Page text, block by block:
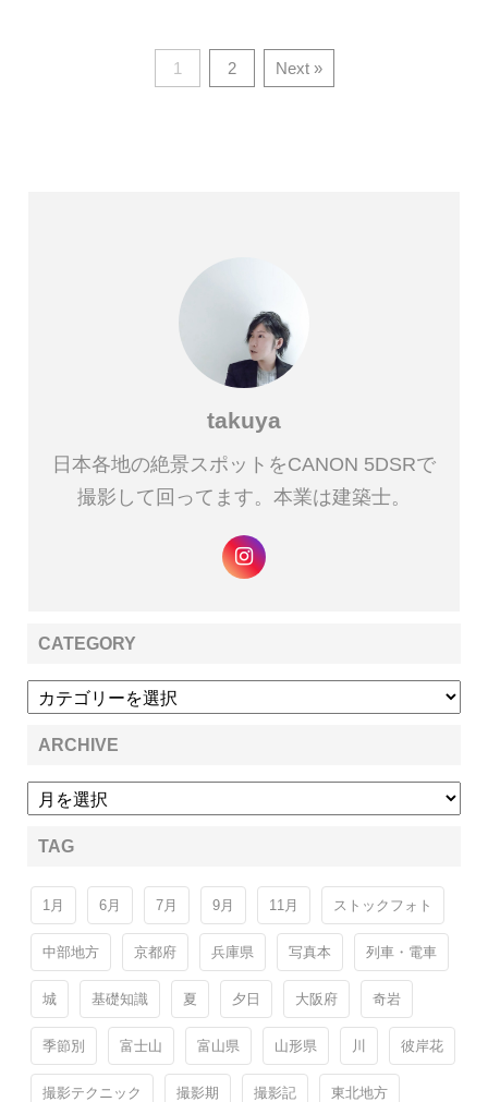
1 2 Next »
takuya
日本各地の絶景スポットをCANON 5DSRで
撮影して回ってます。本業は建築士。
CATEGORY
ARCHIVE
TAG
1月 6月 7月 9月 11月 ストックフォト
中部地方 京都府 兵庫県 写真本 列車・電車
城 基礎知識 夏 夕日 大阪府 奇岩
季節別 富士山 富山県 山形県 彼岸花
撮影テクニック 撮影期 撮影記 東北地方